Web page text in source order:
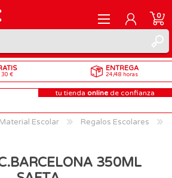
REGISTRARME
INICIAR SESIÓN
0
30 €
ENTREGA
24/48 horas
tu tienda online de confianza
Material Escolar
Regalos Escolares
350ML